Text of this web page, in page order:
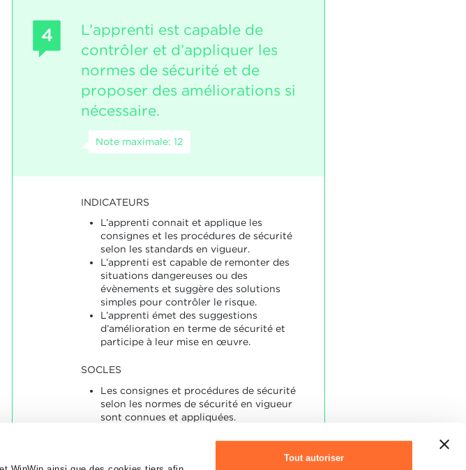
Tout autoriser
4
L’apprenti est capable de
contrôler et d’appliquer les
normes de sécurité et de
proposer des améliorations si
nécessaire.
Note maximale: 12
INDICATEURS
L’apprenti connait et applique les
consignes et les procédures de sécurité
selon les standards en vigueur.
L’apprenti est capable de remonter des
situations dangereuses ou des
évènements et suggère des solutions
simples pour contrôler le risque.
L’apprenti émet des suggestions
d’amélioration en terme de sécurité et
participe à leur mise en œuvre.
SOCLES
Les consignes et procédures de sécurité
selon les normes de sécurité en vigueur
sont connues et appliquées.
sont analysés et des actions correctives